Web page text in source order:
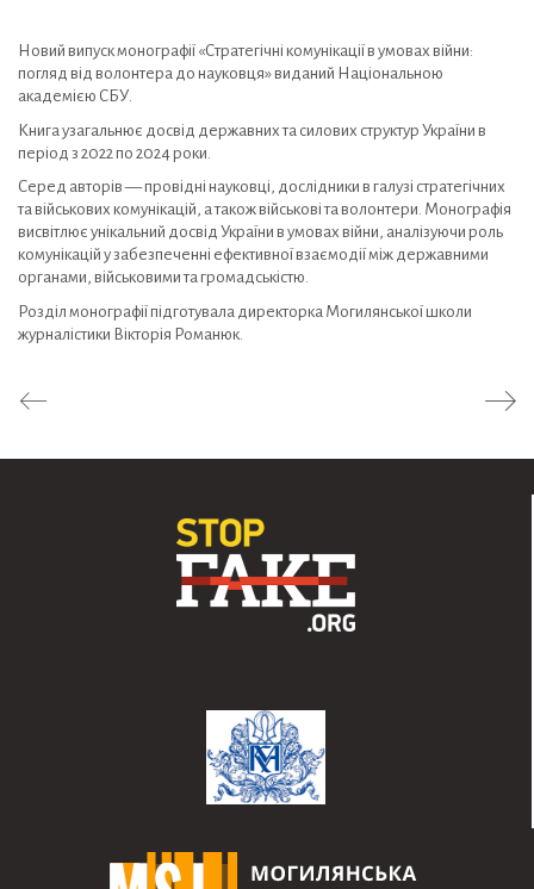
Новий випуск монографії «Стратегічні комунікації в умовах війни:
погляд від волонтера до науковця» виданий Національною
академією СБУ.
Книга узагальнює досвід державних та силових структур України в
період з 2022 по 2024 роки.
Серед авторів — провідні науковці, дослідники в галузі стратегічних
та військових комунікацій, а також військові та волонтери. Монографія
висвітлює унікальний досвід України в умовах війни, аналізуючи роль
комунікацій у забезпеченні ефективноївзаємодії між державними
органами, військовими та громадськістю.
Розділ монографії підготувала директорка Могилянської школи
журналістики Вікторія Романюк.